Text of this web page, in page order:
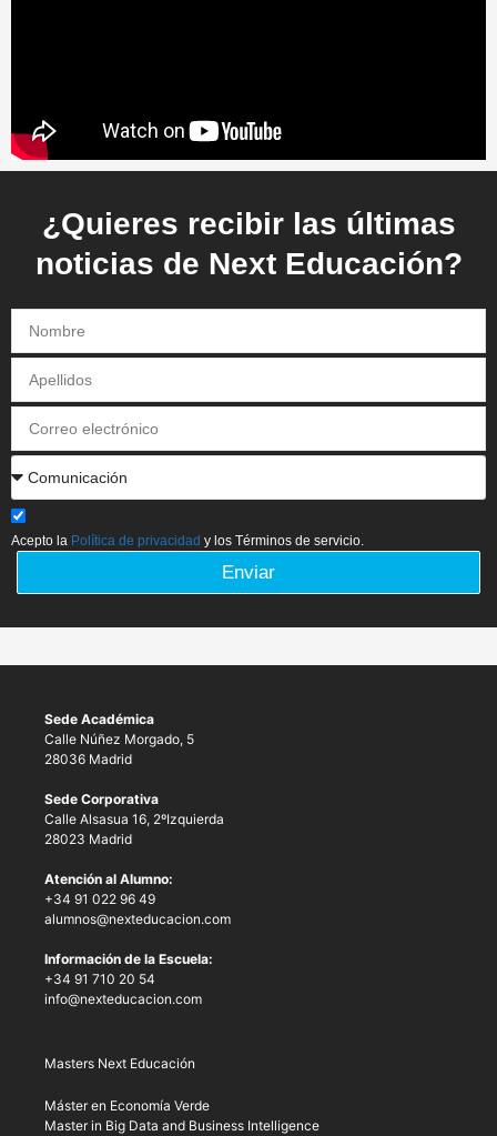
¿Quieres recibir las últimas
noticias de Next Educación?
Acepto la Política de privacidad y los Términos de servicio.
Enviar
Sede Académica
Calle Núñez Morgado, 5
28036 Madrid
Sede Corporativa
Calle Alsasua 16, 2ºIzquierda
28023 Madrid
Atención al Alumno:
+34 91 022 96 49
alumnos@nexteducacion.com
Información de la Escuela:
+34 91 710 20 54
info@nexteducacion.com
Masters Next Educación
Máster en Economía Verde
Master in Big Data and Business Intelligence